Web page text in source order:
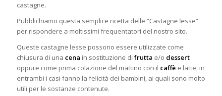
castagne.
Pubblichiamo questa semplice ricetta delle “Castagne lesse”
per rispondere a moltissimi frequentatori del nostro sito.
Queste castagne lesse possono essere utilizzate come
chiusura di una cena in sostituzione di frutta e/o dessert
oppure come prima colazione del mattino con il caffè e latte, in
entrambi i casi fanno la felicità dei bambini, ai quali sono molto
utili per le sostanze contenute.